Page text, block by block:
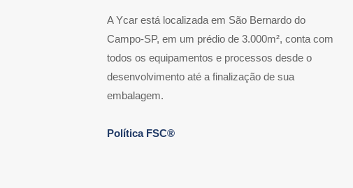
A Ycar está localizada em São Bernardo do
Campo-SP, em um prédio de 3.000m², conta com
todos os equipamentos e processos desde o
desenvolvimento até a finalização de sua
embalagem.
Política FSC®